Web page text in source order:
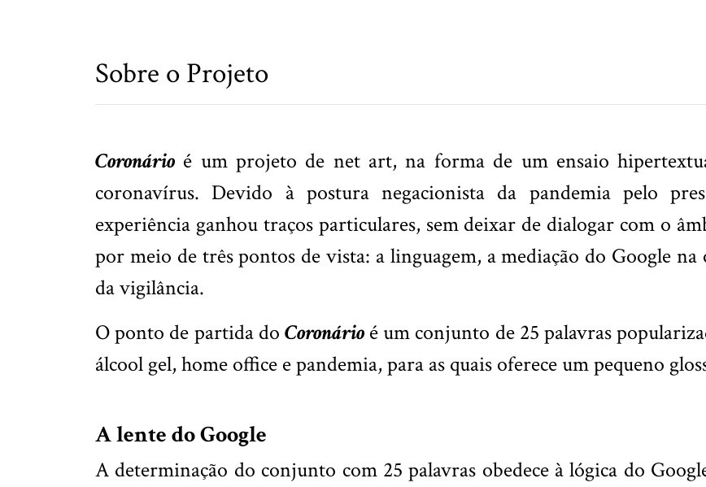
Sobre o Projeto
Coronário é um projeto de net art, na forma de um ensaio
coronavírus. Devido à postura negacionista da pandemia pelo
experiência ganhou traços particulares, sem deixar de dialogar com o
por meio de três pontos de vista: a linguagem, a mediação do Google na
da vigilância.
O ponto de partida do Coronárioé um conjunto de 25 palavras
álcool gel, home office e pandemia, para as quais oferece um pequeno
A lente do Google
A determinação do conjunto com 25 palavras obedece à lógica do